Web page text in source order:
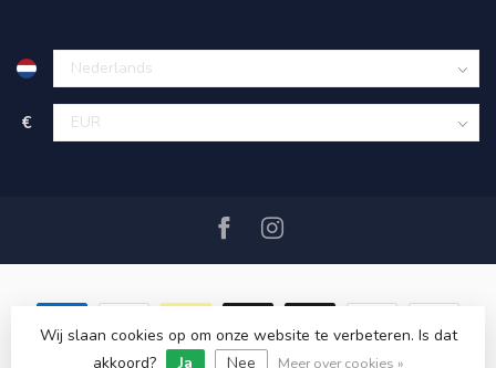
€
© Copyright 2026 SAIL360 watersport and boat equipment
Wij slaan cookies op om onze website te verbeteren. Is dat
akkoord?
Ja Nee Meer over cookies »